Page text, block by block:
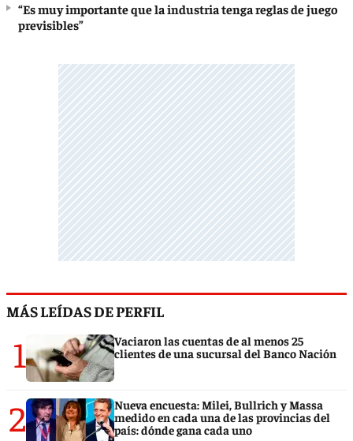
“Es muy importante que la industria tenga reglas de juego
previsibles”
MÁS LEÍDAS DE PERFIL
1
Vaciaron las cuentas de al menos 25
clientes de una sucursal del Banco Nación
2
Nueva encuesta: Milei, Bullrich y Massa
medido en cada una de las provincias del
país: dónde gana cada uno